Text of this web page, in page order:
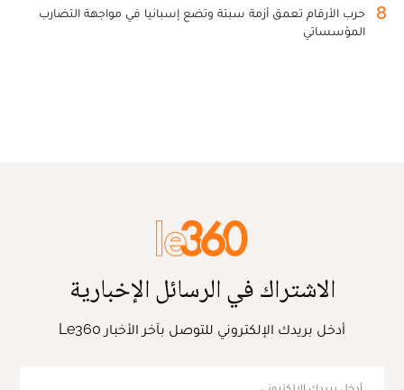
8
حرب الأرقام تعمق أزمة سبتة وتضع إسبانيا في مواجهة التضارب
المؤسساتي
الاشتراك في الرسائل الإخبارية
أدخل بريدك الإلكتروني للتوصل بآخر الأخبار Le360